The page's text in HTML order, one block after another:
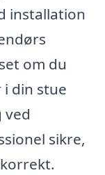
installation
om du
din stue
ved
sikre,